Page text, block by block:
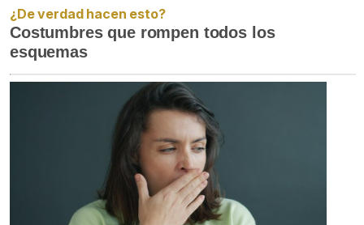
¿De verdad hacen esto?
Costumbres que rompen todos los
esquemas